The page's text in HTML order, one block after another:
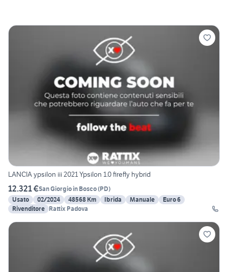
LANCIA ypsilon iii 2021 Ypsilon 1.0 firefly hybrid
12.321 €San Giorgio in Bosco(PD)
Usato
02/2024 48568 Km Ibrida Manuale
Euro 6
Rivenditore Rattix Padova